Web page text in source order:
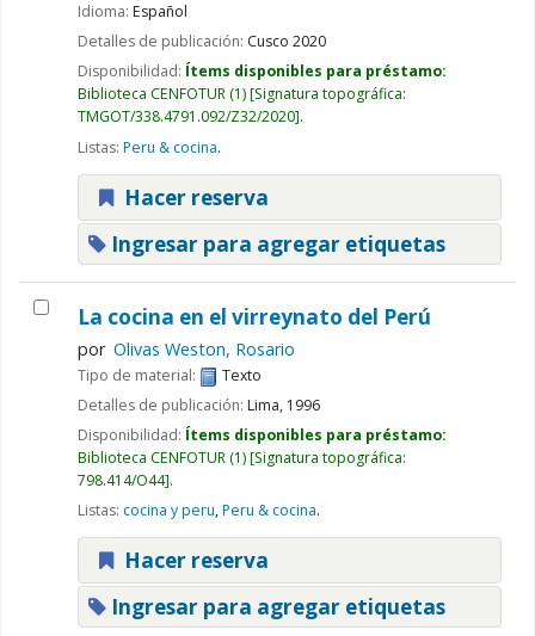
Idioma: Español
Detalles de publicación: Cusco 2020
Disponibilidad: Ítems disponibles para préstamo:
Biblioteca CENFOTUR (1) Signatura topográfica:
TMGOT/338.4791.092/Z32/2020 .
Listas: Peru & cocina.
Hacer reserva
Ingresar para agregar etiquetas
La cocina en el virreynato del Perú
por Olivas Weston, Rosario
Tipo de material:
Texto
Detalles de publicación: Lima, 1996
Disponibilidad: Ítems disponibles para préstamo:
Biblioteca CENFOTUR (1) Signatura topográfica:
798.414/O44 .
Listas: cocina y peru,Peru & cocina.
Hacer reserva
Ingresar para agregar etiquetas